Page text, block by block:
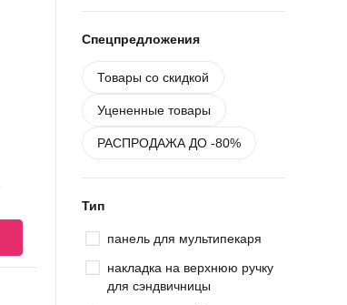
Спецпредложения
Товары со скидкой
Уцененные товары
РАСПРОДАЖА ДО -80%
Тип
панель для мультипекаря
накладка на верхнюю ручку
для сэндвичницы